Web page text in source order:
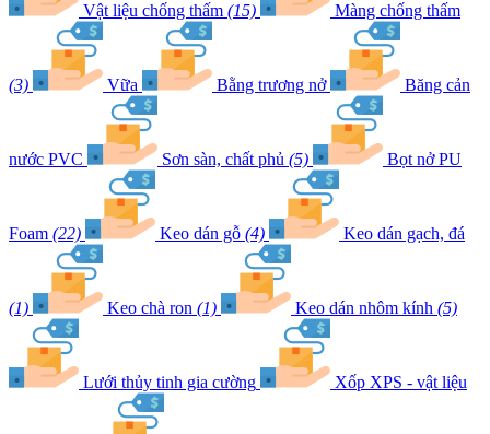
Vật liệu chống thấm (15) Màng chống thấm
(3) Vữa Bằng trương nở Băng cản
nước PVC Sơn sàn, chất phủ (5) Bọt nở PU
Foam (22) Keo dán gỗ (4) Keo dán gạch, đá
(1) Keo chà ron (1) Keo dán nhôm kính (5)
Lưới thủy tinh gia cường Xốp XPS - vật liệu